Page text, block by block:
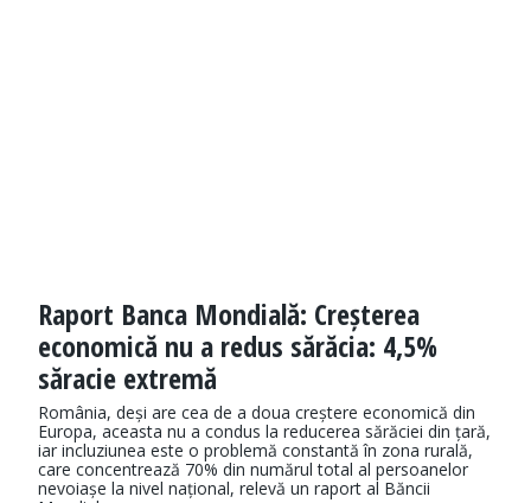
Raport Banca Mondială: Creșterea
economică nu a redus sărăcia: 4,5%
săracie extremă
România, deși are cea de a doua creștere economică din
Europa, aceasta nu a condus la reducerea sărăciei din țară,
iar incluziunea este o problemă constantă în zona rurală,
care concentrează 70% din numărul total al persoanelor
nevoiașe la nivel național, relevă un raport al Băncii